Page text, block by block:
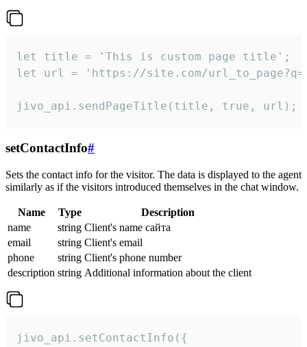
let title = 'This is custom page title';
let url = 'https://site.com/
jivo_api.sendPageTitle(title, true, url);
setContactInfo#
Sets the contact info for the visitor. The data is displayed to the agent
similarly as if the visitors introduced themselves in the chat window.
Name Type
Description
name
string Client's name сайта
email
string Client's email
phone
string Client's phone number
description string Additional information about the client
jivo_api.setContactInfo({